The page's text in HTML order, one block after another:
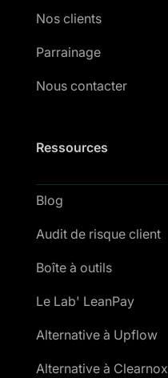
Nos clients
Parrainage
Nous contacter
Ressources
Blog
Audit de risque client
Boîte à outils
Le Lab' LeanPay
Alternative à Upflow
Alternative à Clearnox